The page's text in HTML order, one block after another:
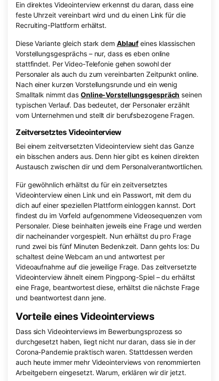
Ein direktes Videointerview erkennst du daran, dass eine
feste Uhrzeit vereinbart wird und du einen Link für die
Recruiting-Plattform erhältst.
Diese Variante gleich stark dem Ablaufeines klassischen
Vorstellungsgesprächs – nur, dass es eben online
stattfindet. Per Video-Telefonie gehen sowohl der
Personaler als auch du zum vereinbarten Zeitpunkt online.
Nach einer kurzen Vorstellungsrunde und ein wenig
Smalltalk nimmt dasOnline-Vorstellungsgespräch seinen
typischen Verlauf. Das bedeutet, der Personaler erzählt
vom Unternehmen und stellt dir berufsbezogene Fragen.
Zeitversetztes Videointerview
Bei einem zeitversetzten Videointerview sieht das Ganze
ein bisschen anders aus. Denn hier gibt es keinen direkten
Austausch zwischen dir und dem Personalverantwortlichen.
Für gewöhnlich erhältst du für ein zeitversetztes
Videointerview einen Link und ein Passwort, mit dem du
dich auf einer speziellen Plattform einloggen kannst. Dort
findest du im Vorfeld aufgenommene Videosequenzen vom
Personaler. Diese beinhalten jeweils eine Frage und werden
dir nacheinander vorgespielt. Nun erhältst du pro Frage
rund zwei bis fünf Minuten Bedenkzeit. Dann gehts los: Du
schaltest deine Webcam an und antwortest per
Videoaufnahme auf die jeweilige Frage. Das zeitversetzte
Videointerview ähnelt einem Pingpong-Spiel – du erhältst
eine Frage, beantwortest diese, erhältst die nächste Frage
und beantwortest dann jene.
Vorteile eines Videointerviews
Dass sich Videointerviews im Bewerbungsprozess so
durchgesetzt haben, liegt nicht nur daran, dass sie in der
Corona-Pandemie praktisch waren. Stattdessen werden
auch heute immer mehr Videointerviews von renommierten
Arbeitgebern eingesetzt. Warum, erklären wir dir jetzt.